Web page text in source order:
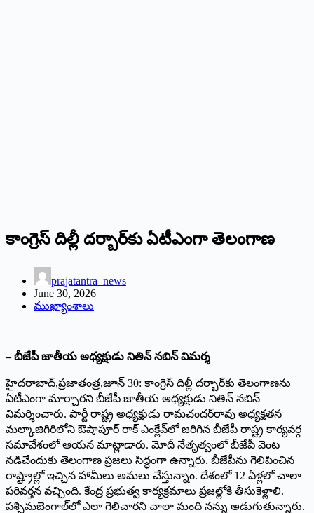
కాంగ్రెస్‌ ‌దిల్లీ దర్బార్‌కు ఏటీఎంగా తెలంగాణ
prajatantra_news
June 30, 2026
ముఖ్యాంశాలు
– బీజేపీ జాతీయ అధ్యక్షుడు నితిన్‌ ‌నబిన్‌ ‌విమర్శ
హైదరాబాద్‌,‌ప్రజాతంత్ర,జూన్‌ 30: ‌కాంగ్రెస్‌ ‌దిల్లీ దర్బార్‌కు తెలంగాణను
ఏటీఎంగా మార్చారని బీజేపీ జాతీయ అధ్యక్షుడు నితిన్‌ ‌నబిన్‌
‌విమర్శించారు. పార్టీ రాష్ట్ర అధ్యక్షుడు రామచందర్‌రావు అధ్యక్షతన
మల్కాజిగిరిలోని ఔషాపూర్‌ ‌రాక్‌ ఎం‌క్లేవ్‌లో జరిగిన బీజేపీ రాష్ట్ర కార్యవర్గ
సమావేశంలో ఆయ‌న‌ మాట్లాడారు. మోదీ నేతృత్వంలో బీజేపీ వెంట
నడిచేందుకు తెలంగాణ ప్రజలు సిద్ధంగా ఉన్నారు. బీజేపీను గెలిపించిన
రాష్ట్రాల్లో ఇచ్చిన హామీలు అమలు చేస్తున్నాం. దేశంలో 12 ఏళ్లలో చాలా
పరివర్తన వచ్చింది. కేంద్ర ప్రభుత్వ కార్యక్రమాలు ప్రజల్లోకి తీసుకెళ్లాలి.
పశ్చిమబెంగాల్‌లో ఎలా గెలిచారని చాలా మంది నన్ను అడుగుతున్నారు.